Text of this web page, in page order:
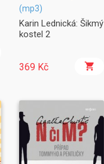
(mp3)
Karin Lednická: Šikmý
kostel 2
369 Kč